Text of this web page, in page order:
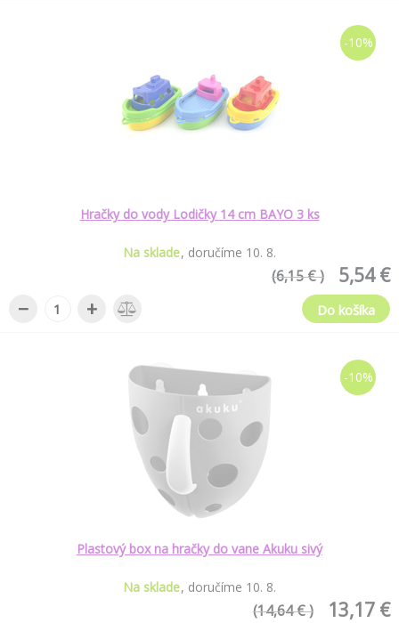
-10%
Hračky do vody Lodičky 14 cm BAYO 3 ks
Na sklade doručíme 10. 8.
5,54 €
(6,15 € )
− + Do košíka
-10%
Plastový box na hračky do vane Akuku sivý
Na sklade doručíme 10. 8.
13,17 €
(14,64 € )